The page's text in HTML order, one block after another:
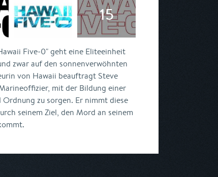
Five-0" geht eine Eliteeinheit
zwar auf den sonnenverwöhnten
von Hawaii beauftragt Steve
mit der Bildung einer
zu sorgen. Er nimmt diese
seinem Ziel, den Mord an seinem